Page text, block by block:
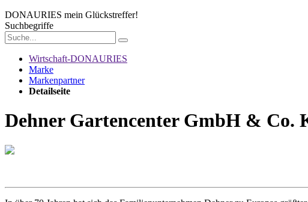
DONAURIES mein Glückstreffer!
Suchbegriffe
Wirtschaft-DONAURIES
Marke
Markenpartner
Detailseite
Dehner Gartencenter GmbH & Co.